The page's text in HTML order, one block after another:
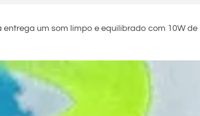
entrega um som limpo e equilibrado com 10W de